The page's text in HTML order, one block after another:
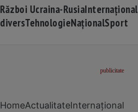
Război Ucraina-RusiaInternațional
diversTehnologieNaționalSport
HomeActualitateInternațional